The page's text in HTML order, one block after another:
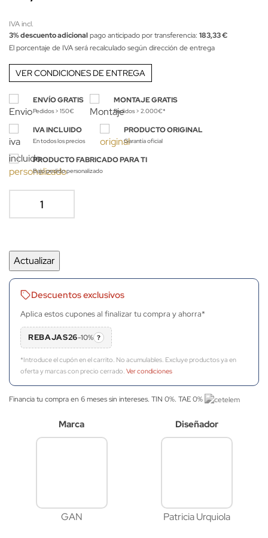
IVA incl.
3% descuento adicionalpago anticipado por transferencia: 183,33 €
El porcentaje de IVA será recalculado según dirección de entrega
VER CONDICIONES DE ENTREGA
ENVÍO GRATIS
Pedidos > 150€
MONTAJE GRATIS
Pedidos > 2.000€*
IVA INCLUIDO
En todos los precios
PRODUCTO ORIGINAL
Garantía oficial
PRODUCTO FABRICADO PARA TI
Bajo pedido personalizado
Descuentos exclusivos
Aplica estos cupones al finalizar tu compra y ahorra*
REBAJAS26-10% ?
*Introduce el cupón en el carrito. No acumulables. Excluye productos ya en
oferta y marcas con precio cerrado. Ver condiciones
Financia tu compra en 6 meses sin intereses. TIN 0%. TAE 0%
Marca
GAN
Diseñador
Patricia Urquiola